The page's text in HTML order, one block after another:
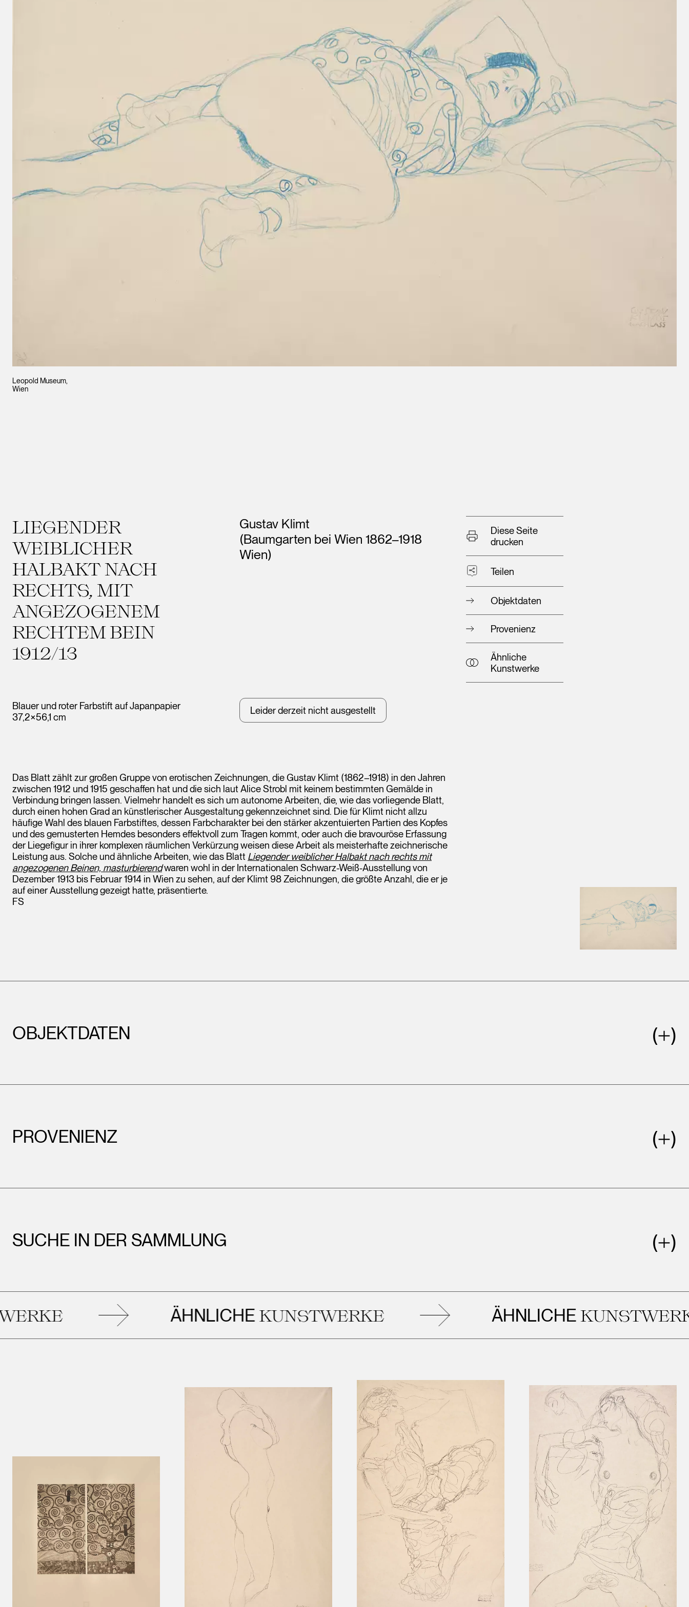
Leopold Museum,
Wien
LIEGENDER
WEIBLICHER
HALBAKT NACH
RECHTS, MIT
ANGEZOGENEM
RECHTEM BEIN
1912/13
Blauer und roter Farbstift auf Japanpapier
37,2×56,1 cm
Künstler*innen
Gustav Klimt
(Baumgarten bei Wien 1862–1918
Wien)
Leider derzeit nicht ausgestellt
Diese Seite
drucken
Teilen
Objektdaten
Provenienz
Ähnliche
Kunstwerke
Das Blatt zählt zur großen Gruppe von erotischen Zeichnungen, die Gustav Klimt (1862–1918) in den Jahren
zwischen 1912 und 1915 geschaffen hat und die sich laut Alice Strobl mit keinem bestimmten Gemälde in
Verbindung bringen lassen. Vielmehr handelt es sich um autonome Arbeiten, die, wie das vorliegende Blatt,
durch einen hohen Grad an künstlerischer Ausgestaltung gekennzeichnet sind. Die für Klimt nicht allzu
häufige Wahl des blauen Farbstiftes, dessen Farbcharakter bei den stärker akzentuierten Partien des Kopfes
und des gemusterten Hemdes besonders effektvoll zum Tragen kommt, oder auch die bravouröse Erfassung
der Liegefigur in ihrer komplexen räumlichen Verkürzung weisen diese Arbeit als meisterhafte zeichnerische
Leistung aus. Solche und ähnliche Arbeiten, wie das Blatt Liegender weiblicher Halbakt nach rechts mit
angezogenen Beinen, masturbierendwaren wohl in der Internationalen Schwarz-Weiß-Ausstellung von
Dezember 1913 bis Februar 1914 in Wien zu sehen, auf der Klimt 98 Zeichnungen, die größte Anzahl, die er je
auf einer Ausstellung gezeigt hatte, präsentierte.
FS
OBJEKTDATEN
PROVENIENZ
SUCHE IN DER SAMMLUNG
ÄHNLICHEKUNSTWERKE ÄHNLICHEKUNSTWERKE